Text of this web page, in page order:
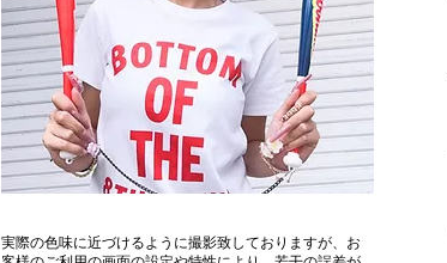
実際の色味に近づけるように撮影致しておりますが、お